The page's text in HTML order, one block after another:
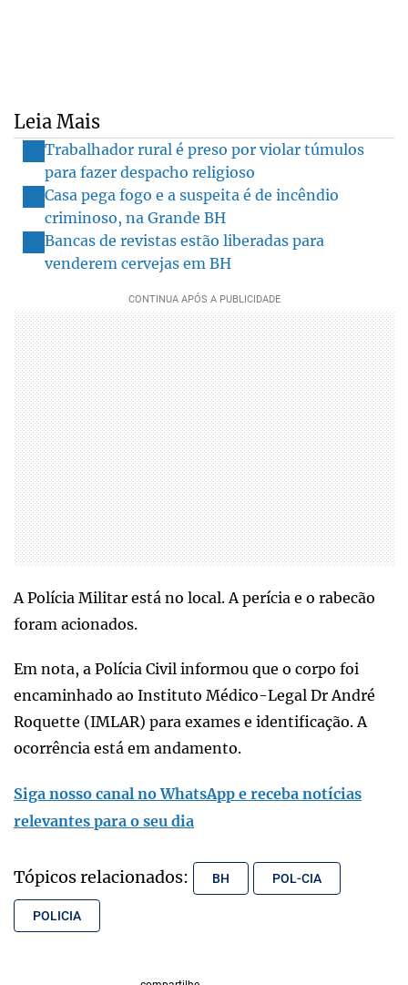
Leia Mais
Trabalhador rural é preso por violar túmulos
para fazer despacho religioso
Casa pega fogo e a suspeita é de incêndio
criminoso, na Grande BH
Bancas de revistas estão liberadas para
venderem cervejas em BH
A Polícia Militar está no local. A perícia e o rabecão
foram acionados.
Em nota, a Polícia Civil informou que o corpo foi
encaminhado ao Instituto Médico-Legal Dr André
Roquette (IMLAR) para exames e identificação. A
ocorrência está em andamento.
Siga nosso canal no WhatsApp e receba notícias
relevantes para o seu dia
Tópicos relacionados: BH POL-CIA
POLICIA